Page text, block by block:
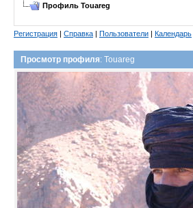
Профиль Touareg
Регистрация | Справка | Пользователи | Календарь
Просмотр профиля: Touareg